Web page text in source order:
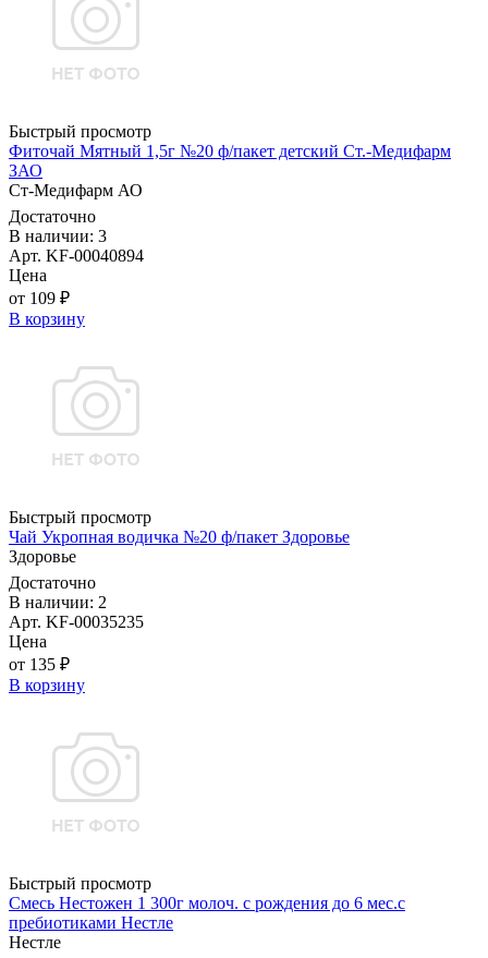
Быстрый просмотр
Фиточай Мятный 1,5г №20 ф/пакет детский Ст.-Медифарм
ЗАО
Ст-Медифарм АО
Достаточно
В наличии: 3
Арт. KF-00040894
Цена
от 109 ₽
В корзину
Быстрый просмотр
Чай Укропная водичка №20 ф/пакет Здоровье
Здоровье
Достаточно
В наличии: 2
Арт. KF-00035235
Цена
от 135 ₽
В корзину
Быстрый просмотр
Смесь Нестожен 1 300г молоч. с рождения до 6 мес.с
пребиотиками Нестле
Нестле